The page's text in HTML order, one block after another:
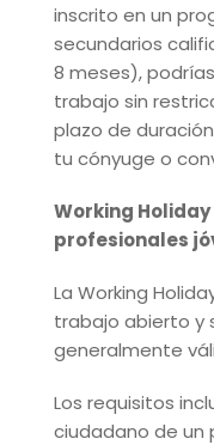
inscrito en un
secundarios
8 meses),
trabajo sin
plazo de
tu cónyuge o
Working Holiday
profesionales
La Working
trabajo abierto y
generalmente
Los requisitos
ciudadano de un